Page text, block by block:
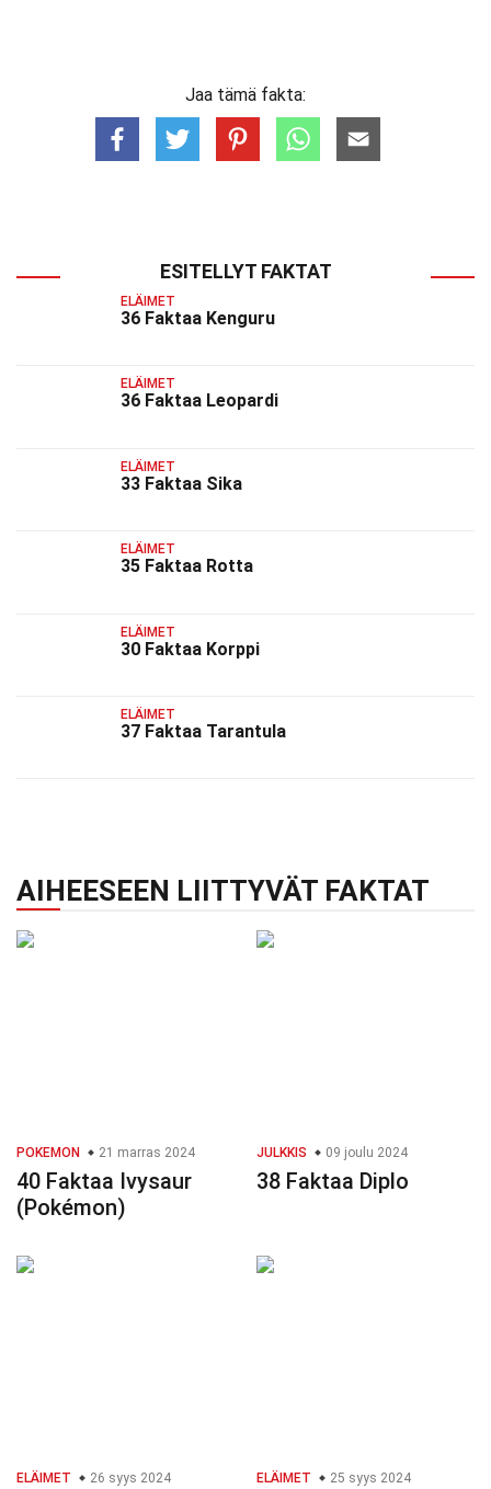
Jaa tämä fakta:
ESITELLYT FAKTAT
ELÄIMET
36 Faktaa Kenguru
ELÄIMET
36 Faktaa Leopardi
ELÄIMET
33 Faktaa Sika
ELÄIMET
35 Faktaa Rotta
ELÄIMET
30 Faktaa Korppi
ELÄIMET
37 Faktaa Tarantula
AIHEESEEN LIITTYVÄT FAKTAT
POKEMON 21 marras 2024
40 Faktaa Ivysaur
(Pokémon)
JULKKIS 09 joulu 2024
38 Faktaa Diplo
ELÄIMET 26 syys 2024 ELÄIMET 25 syys 2024